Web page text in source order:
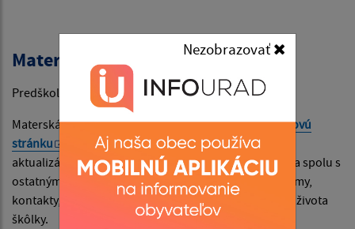
Materská škola
Predškolská príprava detí.
Materská škola v Limbachu má svoju vlastnúinternetovú
stránku
. Materská škola si sama zabezpečuje ako
aktualizáciu tak aj administráciu tejto stránky a rodičia spolu s
ostatnými návštevníkmi tu nájdu všetky dôležité oznamy,
kontakty, informácie, dokumenty a tlačivá týkajúce sa života
škôlky.
Nezobrazovať